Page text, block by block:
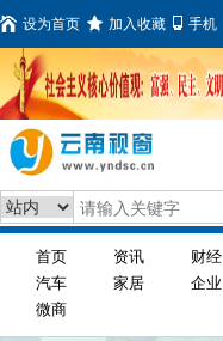
设为首页 加入收藏 手机
首页 资讯 财经
汽车
家居 企业
微商